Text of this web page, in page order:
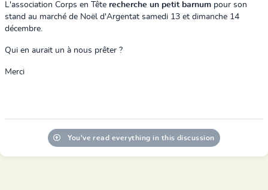
L'association Corps en Tête recherche un petit barnum pour son
stand au marché de Noël d'Argentat samedi 13 et dimanche 14
décembre.
Qui en aurait un à nous prêter ?
Merci
You've read everything in this discussion